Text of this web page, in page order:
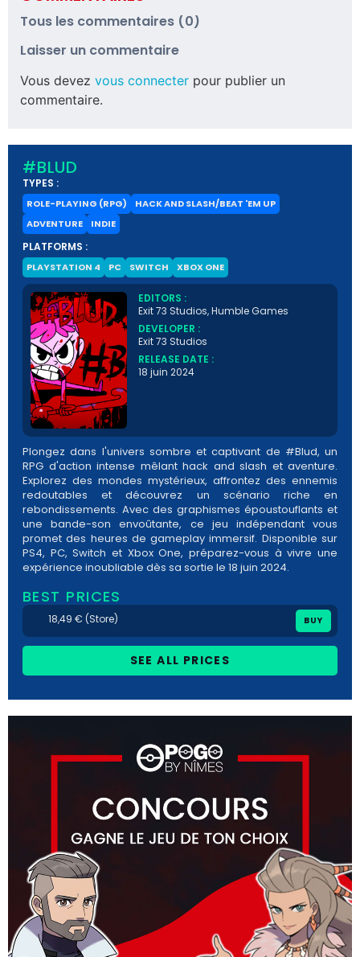
Tous les commentaires (0)
Laisser un commentaire
Vous devez vous connecter pour publier un
commentaire.
#BLUD
TYPES :
ROLE-PLAYING (RPG)
HACK AND SLASH/BEAT 'EM UP
ADVENTURE
INDIE
PLATFORMS :
PLAYSTATION 4 PC SWITCH XBOX ONE
EDITORS :
Exit 73 Studios, Humble Games
DEVELOPER :
Exit 73 Studios
RELEASE DATE :
18 juin 2024
Plongez dans l'univers sombre et captivant de #Blud, un
RPG d'action intense mêlant hack and slash et aventure.
Explorez des mondes mystérieux, affrontez des ennemis
redoutables et découvrez un scénario riche en
rebondissements. Avec des graphismes époustouflants et
une bande-son envoûtante, ce jeu indépendant vous
promet des heures de gameplay immersif. Disponible sur
PS4, PC, Switch et Xbox One, préparez-vous à vivre une
expérience inoubliable dès sa sortie le 18 juin 2024.
BEST PRICES
18,49 € (Store) BUY
SEE ALL PRICES